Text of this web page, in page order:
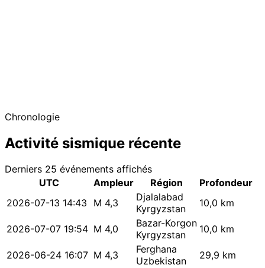
Chronologie
Activité sismique récente
Derniers 25 événements affichés
UTC
Ampleur Région
Profondeur
2026-07-13 14:43
M 4,3
Djalalabad
Kyrgyzstan
10,0 km
2026-07-07 19:54 M 4,0
Bazar-Korgon
Kyrgyzstan
10,0 km
2026-06-24 16:07 M 4,3
Ferghana
Uzbekistan
29,9 km